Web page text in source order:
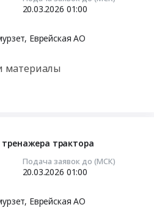
20.03.2026 01:00
село Амурзет, Еврейская АО
материалы
тренажера трактора
Подача заявок до (МСК)
20.03.2026 01:00
село Амурзет, Еврейская АО